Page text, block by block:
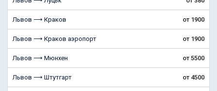
Львов ⟶ Краков от 1900
Львов ⟶ Краков аэропорт от 1900
Львов ⟶ Мюнхен от 5500
Львов ⟶ Штутгарт от 4500